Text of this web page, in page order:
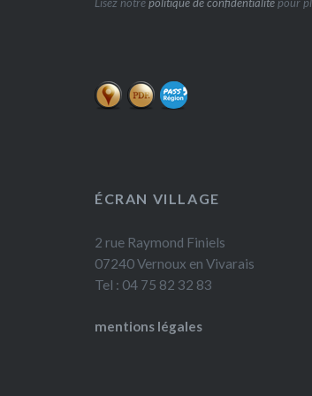
ÉCRAN VILLAGE
2 rue Raymond Finiels
07240 Vernoux en Vivarais
Tel : 04 75 82 32 83
mentions légales